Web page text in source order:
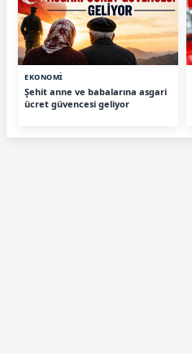
EKONOMİ
Şehit anne ve babalarına asgari
ücret güvencesi geliyor